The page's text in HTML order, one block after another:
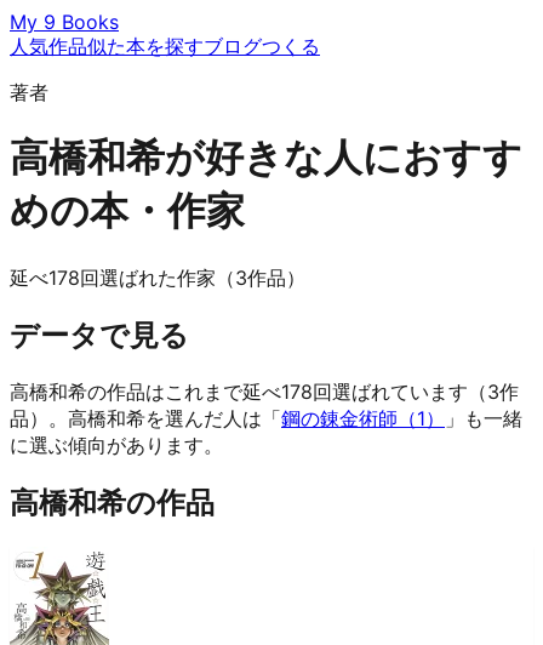
My 9 Books
人気作品似た本を探すブログつくる
著者
高橋和希が好きな人におすす
めの本・作家
延べ178回選ばれた作家（3作品）
データで見る
高橋和希の作品はこれまで延べ178回選ばれています（3作
品）。高橋和希を選んだ人は「鋼の錬金術師（1）
」も一緒
に選ぶ傾向があります。
高橋和希の作品